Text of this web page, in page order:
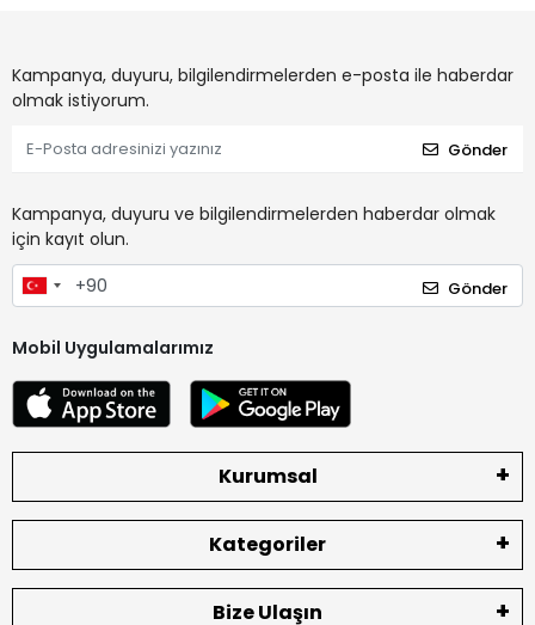
Kampanya, duyuru, bilgilendirmelerden e-posta ile haberdar
olmak istiyorum.
Gönder
Kampanya, duyuru ve bilgilendirmelerden haberdar olmak
için kayıt olun.
Gönder
Mobil Uygulamalarımız
Kurumsal
Kategoriler
Bize Ulaşın